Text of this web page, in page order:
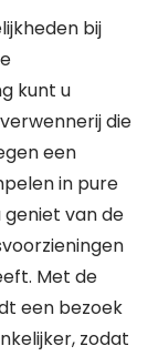
bij
kunt u
die
een
in pure
van de
Met de
een bezoek
zodat